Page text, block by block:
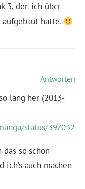
3, den ich über
aufgebaut hatte.
Antworten
lang her (2013-
status/
das so schön
auch machen